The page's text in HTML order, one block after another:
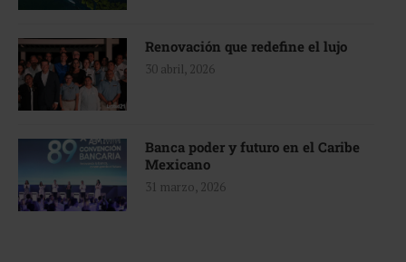
Renovación que redefine el lujo
30 abril, 2026
Banca poder y futuro en el Caribe
Mexicano
31 marzo, 2026